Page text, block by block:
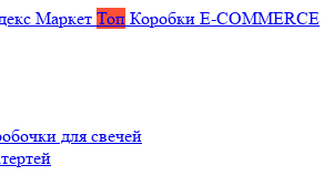
Маркет Топ Коробки E-COMMERCE
для свечей